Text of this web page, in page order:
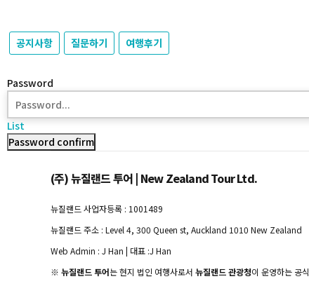
공지사항 질문하기 여행후기
Password
List
Password confirm
(주) 뉴질랜드 투어 | New Zealand Tour Ltd.
뉴질랜드 사업자등록 : 1001489
뉴질랜드 주소 : Level 4, 300 Queen st, Auckland 1010 New Zealand
Web Admin : J Han | 대표 :J Han
※ 뉴질랜드 투어는 현지 법인 여행사로서 뉴질랜드 관광청이 운영하는 공식